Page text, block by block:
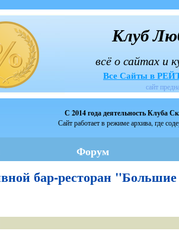
Клуб
всё о сайтах и
Все Сайты в
сайт
С 2014 года деятельность Клуба
Сайт работает в режиме архива, где
Форум
бар-ресторан